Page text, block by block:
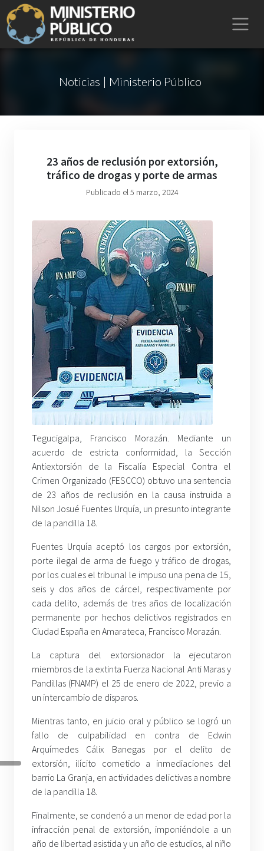
Noticias | Ministerio Público
23 años de reclusión por extorsión,
tráfico de drogas y porte de armas
Publicado el 5 marzo, 2024
Tegucigalpa, Francisco Morazán. Mediante un
acuerdo de estricta conformidad, la Sección
Antiextorsión de la Fiscalía Especial Contra el
Crimen Organizado (FESCCO) obtuvo una sentencia
de 23 años de reclusión en la causa instruida a
Nilson Josué Fuentes Urquía, un presunto integrante
de la pandilla 18.
Fuentes Urquía aceptó los cargos por extorsión,
porte ilegal de arma de fuego y tráfico de drogas,
por los cuales el tribunal le impuso una pena de 15,
seis y dos años de cárcel, respectivamente por
cada delito, además de tres años de localización
permanente por hechos delictivos registrados en
Ciudad España en Amarateca, Francisco Morazán.
La captura del extorsionador la ejecutaron
miembros de la extinta Fuerza Nacional Anti Maras y
Pandillas (FNAMP) el 25 de enero de 2022, previo a
un intercambio de disparos.
Mientras tanto, en juicio oral y público se logró un
fallo de culpabilidad en contra de Edwin
Arquímedes Cálix Banegas por el delito de
extorsión, ilícito cometido a inmediaciones del
barrio La Granja, en actividades delictivas a nombre
de la pandilla 18.
Finalmente, se condenó a un menor de edad por la
infracción penal de extorsión, imponiéndole a un
año de libertad asistida y un año de estudios, al niño